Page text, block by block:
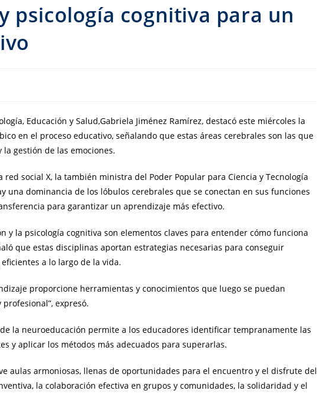
psicología cognitiva para un
Educación y Salud,Gabriela Jiménez Ramírez, destacó este miércoles la
en el proceso educativo, señalando que estas áreas cerebrales son las que
gestión de las emociones.
social X, la también ministra del Poder Popular para Ciencia y Tecnología
una dominancia de los lóbulos cerebrales que se conectan en sus funciones
para garantizar un aprendizaje más efectivo.
y la psicología cognitiva son elementos claves para entender cómo funciona
que estas disciplinas aportan estrategias necesarias para conseguir
a lo largo de la vida.
proporcione herramientas y conocimientos que luego se puedan
expresó.
la neuroeducación permite a los educadores identificar tempranamente las
y aplicar los métodos más adecuados para superarlas.
aulas armoniosas, llenas de oportunidades para el encuentro y el disfrute del
la colaboración efectiva en grupos y comunidades, la solidaridad y el